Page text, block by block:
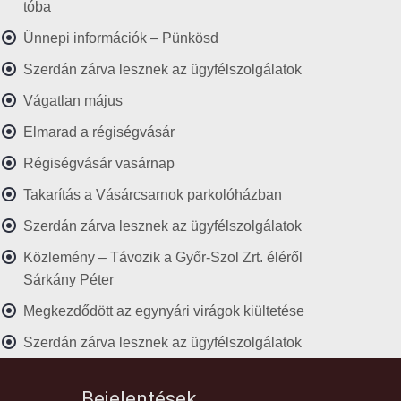
tóba
Ünnepi információk – Pünkösd
Szerdán zárva lesznek az ügyfélszolgálatok
Vágatlan május
Elmarad a régiségvásár
Régiségvásár vasárnap
Takarítás a Vásárcsarnok parkolóházban
Szerdán zárva lesznek az ügyfélszolgálatok
Közlemény – Távozik a Győr-Szol Zrt. éléről
Sárkány Péter
Megkezdődött az egynyári virágok kiültetése
Szerdán zárva lesznek az ügyfélszolgálatok